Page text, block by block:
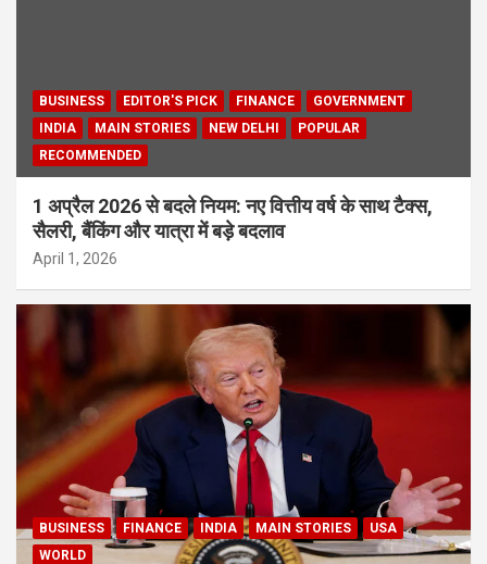
BUSINESS EDITOR'S PICK FINANCE
GOVERNMENT
INDIA
MAIN STORIES NEW DELHI
POPULAR
RECOMMENDED
1 अप्रैल 2026 से बदले नियम: नए वित्तीय वर्ष के साथ टैक्स,
सैलरी, बैंकिंग और यात्रा में बड़े बदलाव
April 1, 2026
BUSINESS FINANCE INDIA MAIN STORIES
USA
WORLD